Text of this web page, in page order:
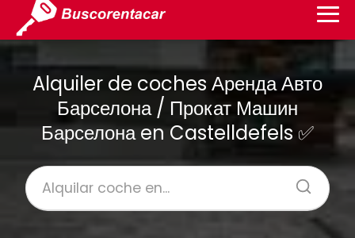
Alquiler de coches Аренда Авто
Барселона / Прокат Машин
Барселона en Castelldefels ✅